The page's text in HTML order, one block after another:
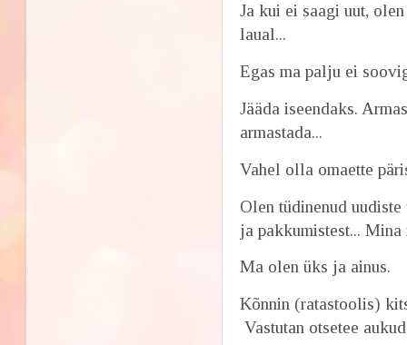
Ja kui ei saagi uut,
laual...
Egas ma palju ei
Jääda iseendaks.
armastada...
Vahel olla omaette
Olen tüdinenud
ja pakkumistest...
Ma olen üks ja ainus.
Kõnnin (ratastoolis)
Vastutan otsetee